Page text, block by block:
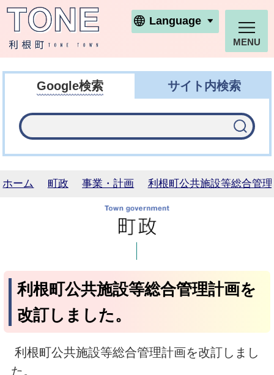
利根町ホームページ
Language
MENU
Google検索 サイト内検索
ホーム 町政 事業・計画 利根町公共施設等総合管
利根町公共施設等総合管理計画を
改訂しました。
利根町公共施設等総合管理計画を改訂しまし
た。